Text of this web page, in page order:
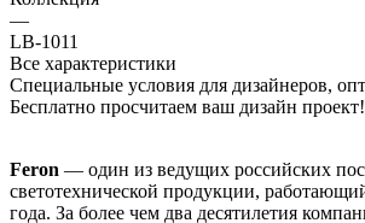
—
LB-1011
Все характеристики
Специальные условия для дизайнеров,
Бесплатно просчитаем ваш дизайн проект!
Feron — один из ведущих российских
светотехнической продукции,
года. За более чем два десятилетия